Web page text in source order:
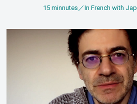
15 minnutes／In French with